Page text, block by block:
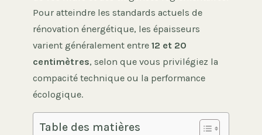
Pour atteindre les standards actuels de
rénovation énergétique, les épaisseurs
varient généralement entre 12 et 20
centimètres, selon que vous privilégiez la
compacité technique ou la performance
écologique.
Table des matières